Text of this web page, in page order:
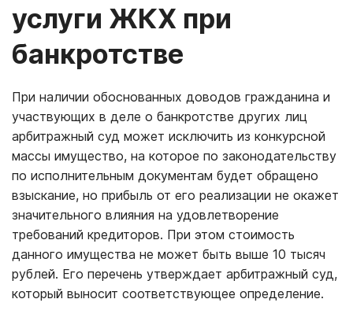
услуги ЖКХ при
банкротстве
При наличии обоснованных доводов гражданина и
участвующих в деле о банкротстве других лиц
арбитражный суд может исключить из конкурсной
массы имущество, на которое по законодательству
по исполнительным документам будет обращено
взыскание, но прибыль от его реализации не окажет
значительного влияния на удовлетворение
требований кредиторов. При этом стоимость
данного имущества не может быть выше 10 тысяч
рублей. Его перечень утверждает арбитражный суд,
который выносит соответствующее определение.